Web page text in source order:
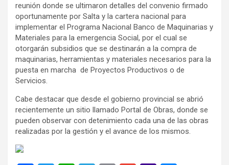
reunión donde se ultimaron detalles del convenio firmado
oportunamente por Salta y la cartera nacional para
implementar el Programa Nacional Banco de Maquinarias y
Materiales para la emergencia Social, por el cual se
otorgarán subsidios que se destinarán a la compra de
maquinarias, herramientas y materiales necesarios para la
puesta en marcha de Proyectos Productivos o de
Servicios.
Cabe destacar que desde el gobierno provincial se abrió
recientemente un sitio llamado Portal de Obras, donde se
pueden observar con detenimiento cada una de las obras
realizadas por la gestión y el avance de los mismos.